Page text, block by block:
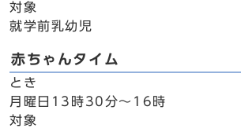
対象
就学前乳幼児
赤ちゃんタイム
とき
月曜日13時30分～16時
対象